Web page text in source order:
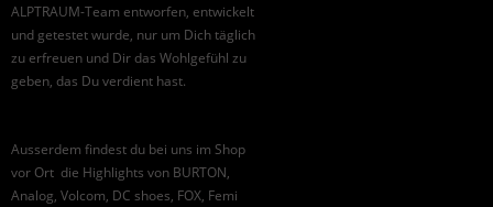
ALPTRAUM-Team entworfen, entwickelt
und getestet wurde, nur um Dich täglich
zu erfreuen und Dir das Wohlgefühl zu
geben, das Du verdient hast.
Ausserdem findest du bei uns im Shop
vor Ort die Highlights von BURTON,
Analog, Volcom, DC shoes, FOX, Femi